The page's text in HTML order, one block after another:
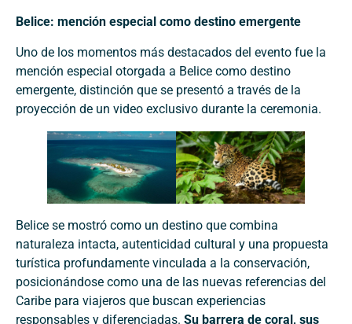
Belice: mención especial como destino emergente
Uno de los momentos más destacados del evento fue la
mención especial otorgada a Belice como destino
emergente, distinción que se presentó a través de la
proyección de un video exclusivo durante la ceremonia.
Belice se mostró como un destino que combina
naturaleza intacta, autenticidad cultural y una propuesta
turística profundamente vinculada a la conservación,
posicionándose como una de las nuevas referencias del
Caribe para viajeros que buscan experiencias
responsables y diferenciadas. Su barrera de coral, sus